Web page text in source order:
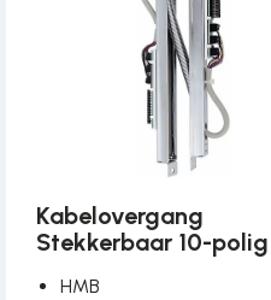
Kabelovergang
Stekkerbaar 10-polig
HMB